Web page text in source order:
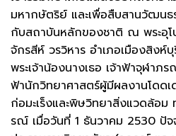
มหากษัตริย์ และเพื่อสืบสานวัฒนธ
กับสถาบันหลักของชาติ ณ พระอุโ
จักรสีห์ วรวิหาร อำเภอเมืองสิงห์
พระเจ้าน้องนางเธอ เจ้าฟ้าจุฬา
ฟ้านักวิทยาศาสตร์ผู้มีผลงานโดดเ
ก่อมะเร็งและพิษวิทยาสิ่งแวดล้อ
รณ์ เมื่อวันที่ 1 ธันวาคม 2530 ปั